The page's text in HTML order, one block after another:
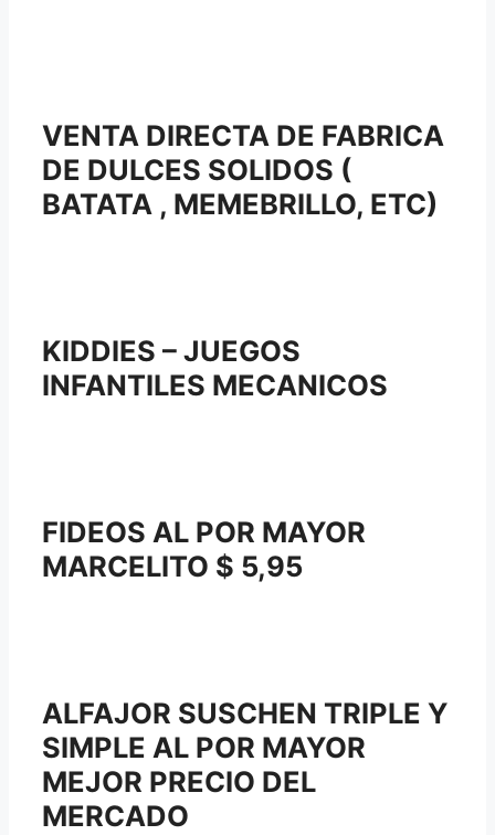
VENTA DIRECTA DE FABRICA
DE DULCES SOLIDOS (
BATATA , MEMEBRILLO, ETC)
KIDDIES – JUEGOS
INFANTILES MECANICOS
FIDEOS AL POR MAYOR
MARCELITO $ 5,95
ALFAJOR SUSCHEN TRIPLE Y
SIMPLE AL POR MAYOR
MEJOR PRECIO DEL
MERCADO